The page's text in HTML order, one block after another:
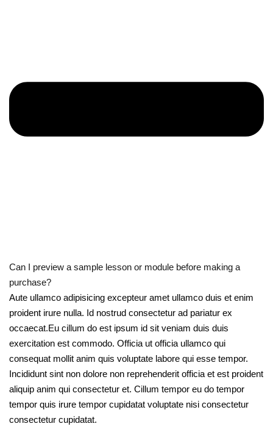
Can I preview a sample lesson or module before making a
purchase?
Aute ullamco adipisicing excepteur amet ullamco duis et enim
proident irure nulla. Id nostrud consectetur ad pariatur ex
occaecat.Eu cillum do est ipsum id sit veniam duis duis
exercitation est commodo. Officia ut officia ullamco qui
consequat mollit anim quis voluptate labore qui esse tempor.
Incididunt sint non dolore non reprehenderit officia et est proident
aliquip anim qui consectetur et. Cillum tempor eu do tempor
tempor quis irure tempor cupidatat voluptate nisi consectetur
consectetur cupidatat.